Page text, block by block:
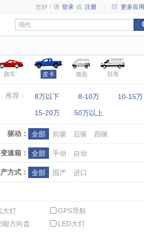
更多应用
您好！请 登录 或 注册
跑车 皮卡 微面 轻客
推荐： 8万以下 8-10万 10-15万
15-20万 50万以上
驱动： 全部 前驱 后驱 四驱
变速箱： 全部 手动 自动
方式： 全部 国产 进口
大灯
GPS导航
能方向盘
LED大灯